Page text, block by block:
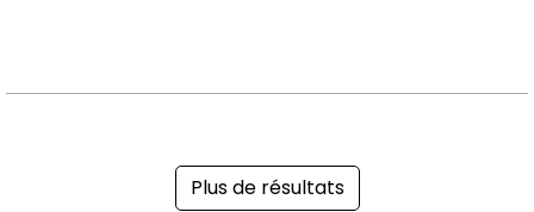
Plus de résultats